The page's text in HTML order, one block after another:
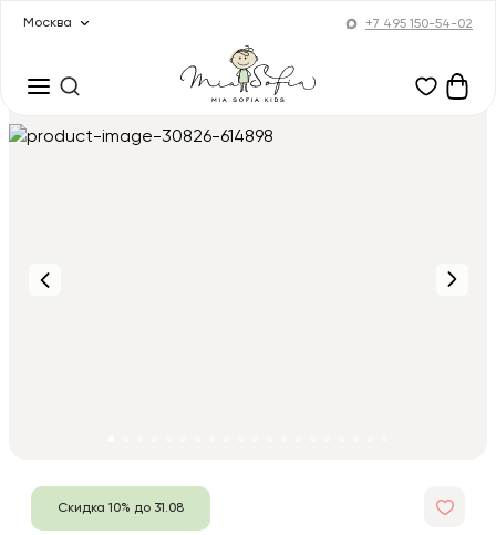
Москва +7 495 150-54-02
Скидка 10% до 31.08